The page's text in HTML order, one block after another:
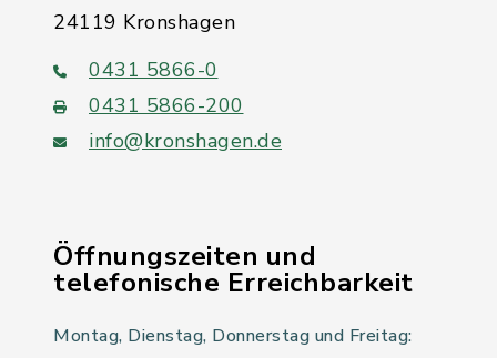
24119 Kronshagen
0431 5866-0
0431 5866-200
info@kronshagen.de
Öffnungszeiten und
telefonische Erreichbarkeit
Montag, Dienstag, Donnerstag und Freitag: